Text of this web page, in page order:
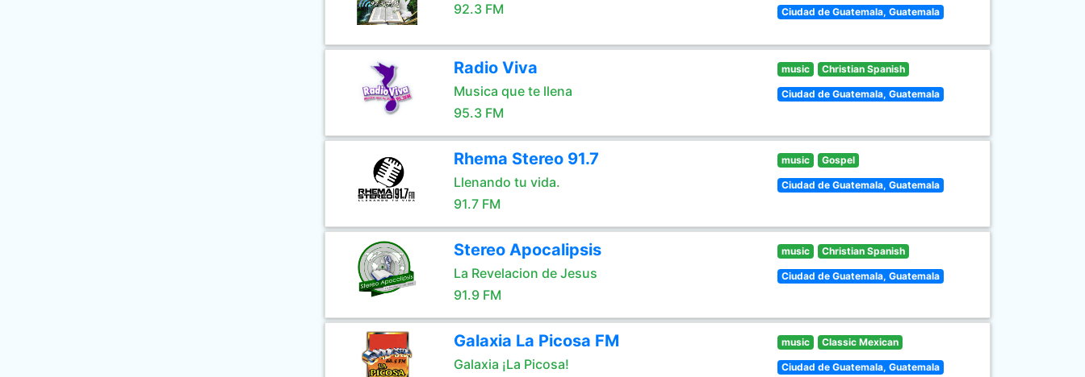
92.3 FM Ciudad de Guatemala, Guatemala
Radio Viva
Musica que te llena
95.3 FM
music Christian Spanish
Ciudad de Guatemala, Guatemala
Rhema Stereo 91.7
Llenando tu vida.
91.7 FM
music Gospel
Ciudad de Guatemala, Guatemala
Stereo Apocalipsis
La Revelacion de Jesus
91.9 FM
music Christian Spanish
Ciudad de Guatemala, Guatemala
Galaxia La Picosa FM
Galaxia ¡La Picosa!
music Classic Mexican
Ciudad de Guatemala, Guatemala